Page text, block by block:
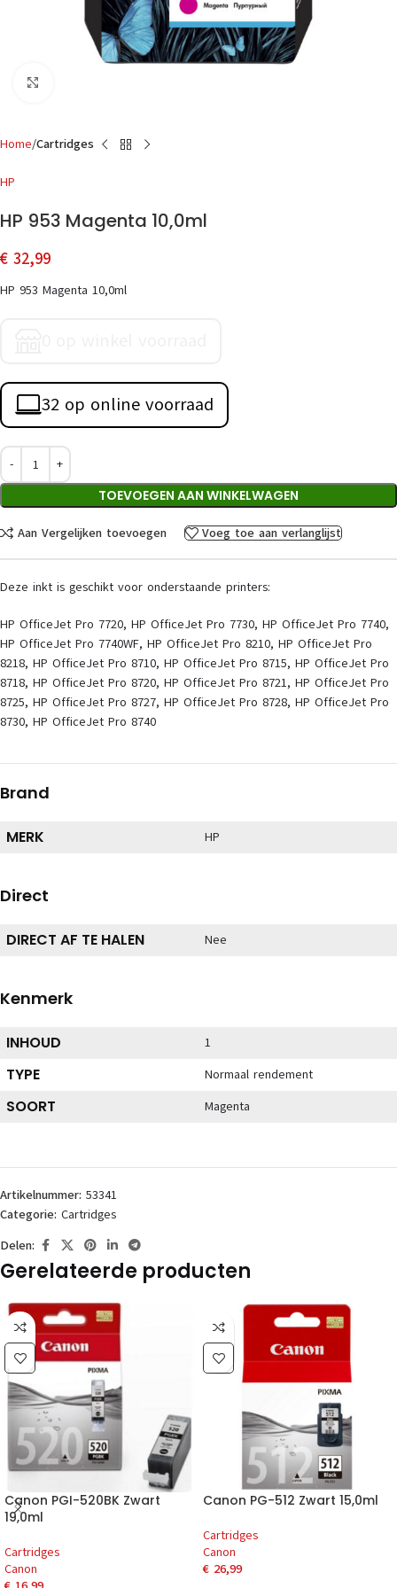
Home Cartridges
HP
HP 953 Magenta 10,0ml
€ 32,99
HP 953 Magenta 10,0ml
32 op online voorraad
TOEVOEGEN AAN WINKELWAGEN
Aan Vergelijken toevoegen Voeg toe aan verlanglijst
Deze inkt is geschikt voor onderstaande printers:
HP OfficeJet Pro 7720, HP OfficeJet Pro 7730, HP OfficeJet Pro 7740,
HP OfficeJet Pro 7740WF, HP OfficeJet Pro 8210, HP OfficeJet Pro
8218, HP OfficeJet Pro 8710, HP OfficeJet Pro 8715, HP OfficeJet Pro
8718, HP OfficeJet Pro 8720, HP OfficeJet Pro 8721, HP OfficeJet Pro
8725, HP OfficeJet Pro 8727, HP OfficeJet Pro 8728, HP OfficeJet Pro
8730, HP OfficeJet Pro 8740
Brand
MERK HP
Direct
DIRECT AF TE HALEN Nee
Kenmerk
INHOUD 1
TYPE Normaal rendement
SOORT Magenta
Artikelnummer: 53341
Categorie: Cartridges
Delen:
Gerelateerde producten
Canon PGI-520BK Zwart
19,0ml
Cartridges
Canon
Canon PG-512 Zwart 15,0ml
Cartridges
Canon
€ 26,99